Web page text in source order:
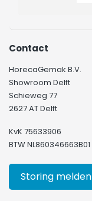
Contact
HorecaGemak B.V.
Showroom Delft
Schieweg 77
2627 AT Delft
KvK 75633906
BTW NL860346663B01
Storing melden